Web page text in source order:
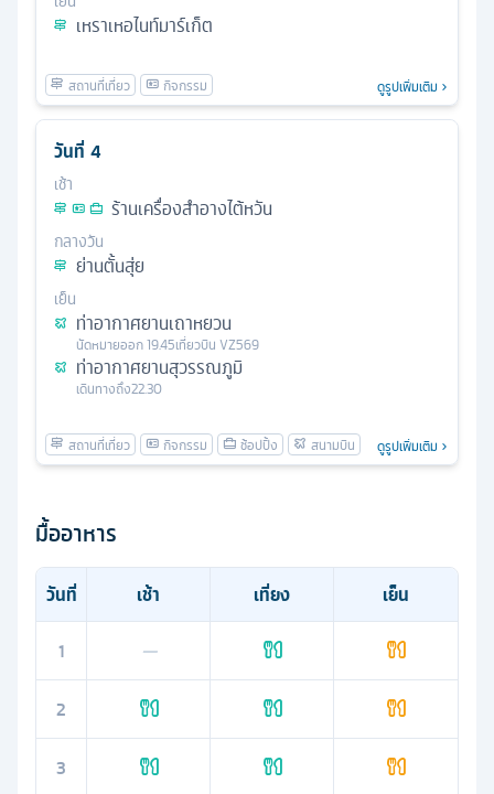
เหราเหอไนท์มาร์เก็ต
ดูรูปเพิ่มเติม
วันที่ 4
เช้า
ร้านเครื่องสำอางไต้หวัน
กลางวัน
ย่านตั้นสุ่ย
เย็น
ท่าอากาศยานเถาหยวน
นัดหมายออก19.45เที่ยวบิน VZ569
ท่าอากาศยานสุวรรณภูมิ
เดินทางถึง22.30
ดูรูปเพิ่มเติม
มื้ออาหาร
วันที่ เช้า เที่ยง
เย็น
1
—
2
3